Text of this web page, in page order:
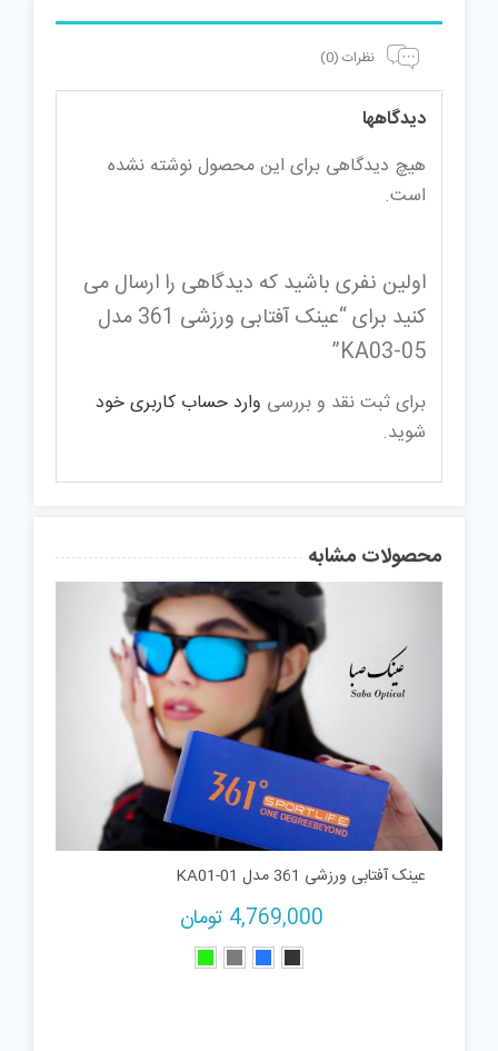
نظرات (0)
دیدگاهها
هیچ دیدگاهی برای این محصول نوشته نشده
است.
اولین نفری باشید که دیدگاهی را ارسال می
کنید برای “عینک آفتابی ورزشی 361 مدل
KA03-05”
برای ثبت نقد و بررسی وارد حساب کاربری خود
شوید.
محصولات مشابه
عینک آفتابی ورزشی 361 مدل KA01-01
4,769,000 تومان